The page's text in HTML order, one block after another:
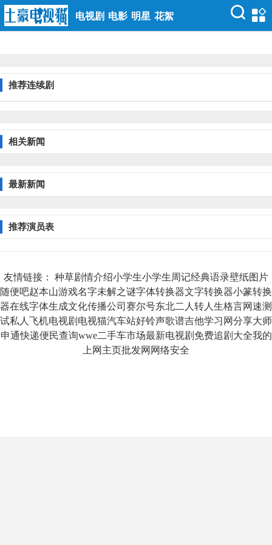
电视剧 电影 明星 花絮
推荐连续剧
相关新闻
最新新闻
推荐演员表
友情链接： 种草剧情介绍小学生小学生周记经典语录壁纸图片
随便吧赵本山游戏名字未解之谜字体转换器文字转换器小篆转换
器在线字体生成文化传播公司 赛尔号东北二人转 人生格言网速测
试私人飞机电视剧 电视猫汽车站好铃声歌谱吉他学习网分享大师
申通快递便民查询wwe二手车市场最新电视剧 免费追剧大全我的
上网主页批发网 网络安全